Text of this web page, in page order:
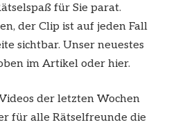
für Sie parat.
der Clip ist auf jeden Fall
sichtbar. Unser neuestes
im Artikel oder hier.
der letzten Wochen
für alle Rätselfreunde die